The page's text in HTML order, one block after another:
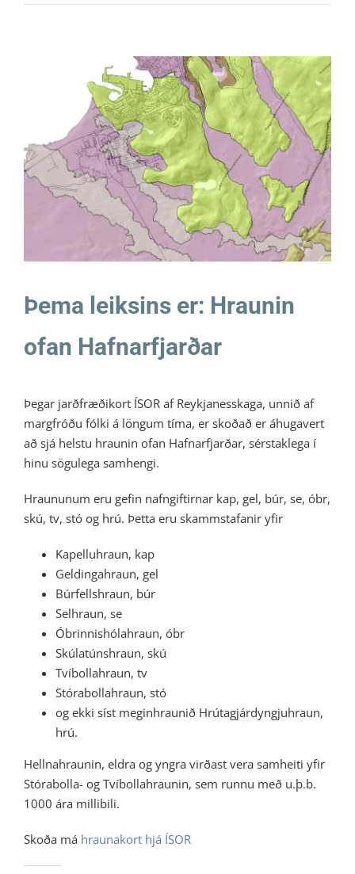
Þema leiksins er: Hraunin ofan Hafnarfjarðar
Ratleikur 2026
Þema leiksins er: Hraunin
ofan Hafnarfjarðar
Þegar jarðfræðikort ÍSOR af Reykjanesskaga, unnið af
margfróðu fólki á löngum tíma, er skoðað er áhugavert
að sjá helstu hraunin ofan Hafnarfjarðar, sérstaklega í
hinu sögulega samhengi.
Hraununum eru gefin nafngiftirnar kap, gel, búr, se, óbr,
skú, tv, stó og hrú. Þetta eru skammstafanir yfir
Kapelluhraun, kap
Geldingahraun, gel
Búrfellshraun, búr
Selhraun, se
Óbrinnishólahraun, óbr
Skúlatúnshraun, skú
Tvíbollahraun, tv
Stórabollahraun, stó
og ekki síst meginhraunið Hrútagjárdyngjuhraun,
hrú.
Hellnahraunin, eldra og yngra virðast vera samheiti yfir
Stórabolla- og Tvíbollahraunin, sem runnu með u.þ.b.
1000 ára millibili.
Skoða má hraunakort hjá ÍSOR